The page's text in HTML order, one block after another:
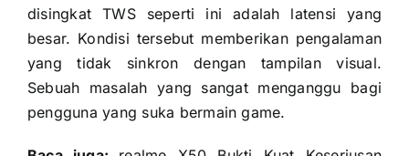
disingkat TWS seperti ini adalah latensi yang
besar. Kondisi tersebut memberikan pengalaman
yang tidak sinkron dengan tampilan visual.
Sebuah masalah yang sangat menganggu bagi
pengguna yang suka bermain game.